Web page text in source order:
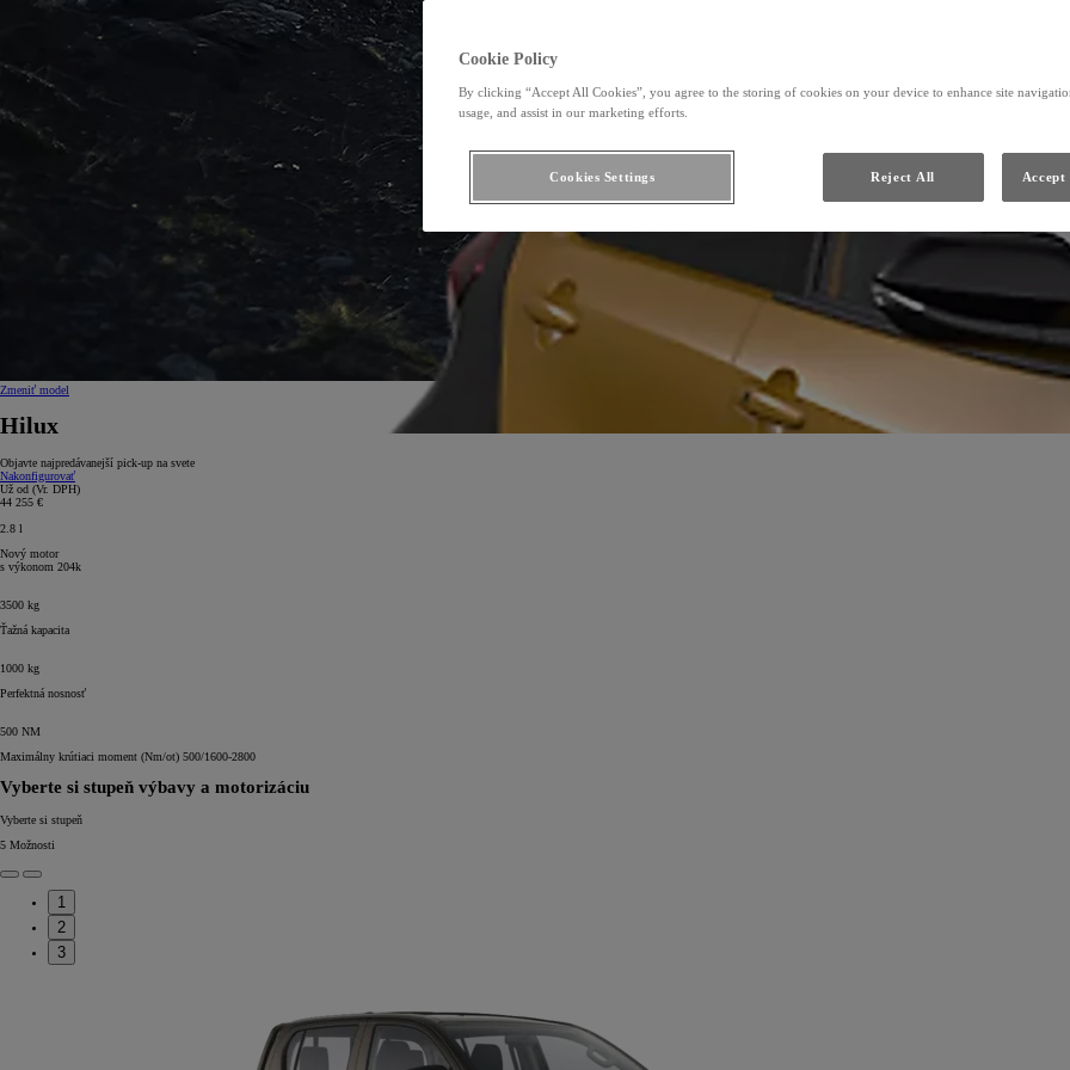
Zmeniť model
Hilux
Objavte najpredávanejší pick-up na svete
Nakonfigurovať
Už od (Vr. DPH)
44 255 €
2.8 l
Nový motor
s výkonom 204k
3500 kg
Ťažná kapacita
1000 kg
Perfektná nosnosť
500 NM
Maximálny krútiaci moment (Nm/ot) 500/1600-2800
Vyberte si stupeň výbavy a motorizáciu
Vyberte si stupeň
5 Možnosti
1
2
3
Cookie Policy
By clicking “Accept All Cookies”, you agree to the storing of cookies on your device to enhance site
usage, and assist in our marketing efforts.
Reject All Accept
Cookies Settings